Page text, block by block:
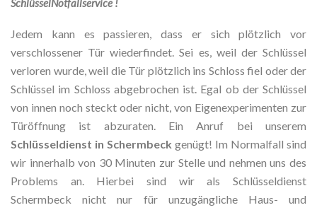
SchlüsselNotfallservice !
Jedem kann es passieren, dass er sich plötzlich vor
verschlossener Tür wiederfindet. Sei es, weil der Schlüssel
verloren wurde, weil die Tür plötzlich ins Schloss fiel oder der
Schlüssel im Schloss abgebrochen ist. Egal ob der Schlüssel
von innen noch steckt oder nicht, von Eigenexperimenten zur
Türöffnung ist abzuraten. Ein Anruf bei unserem
Schlüsseldienst in Schermbeck genügt! Im Normalfall sind
wir innerhalb von 30 Minuten zur Stelle und nehmen uns des
Problems an. Hierbei sind wir als Schlüsseldienst
Schermbeck nicht nur für unzugängliche Haus- und